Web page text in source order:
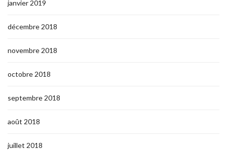
janvier 2019
décembre 2018
novembre 2018
octobre 2018
septembre 2018
août 2018
juillet 2018